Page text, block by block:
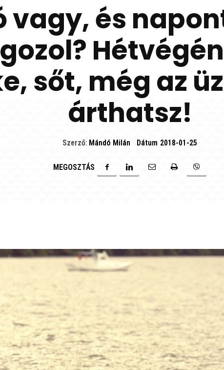
vagy, és
sőt, még az
árthatsz!
Szerző: Mándó Milán Dátum 2018-01-25
MEGOSZTÁS